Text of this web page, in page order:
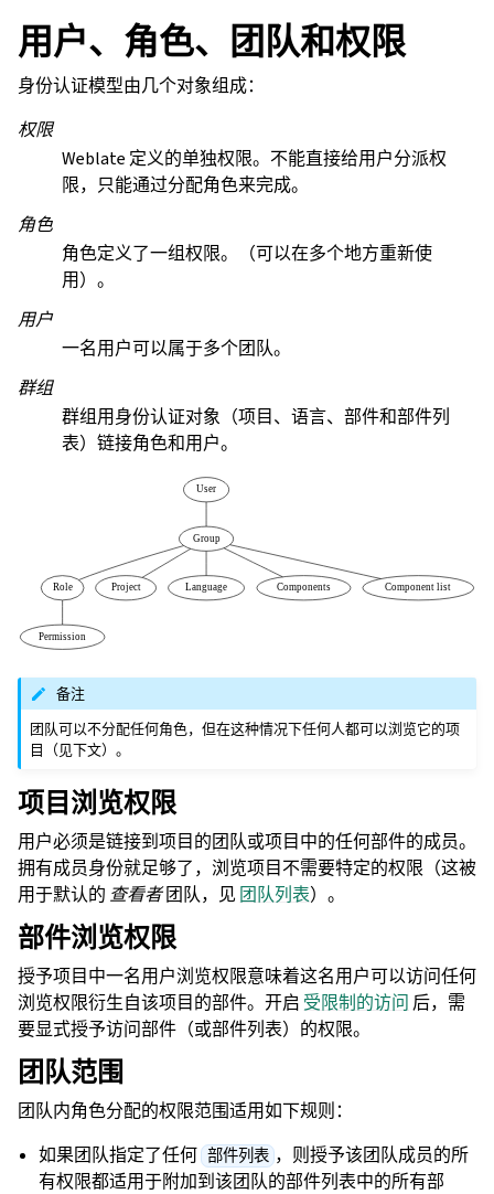
用户、角色、团队和权限
身份认证模型由几个对象组成：
权限
Weblate 定义的单独权限。不能直接给用户分派权
限，只能通过分配角色来完成。
角色
角色定义了一组权限。（可以在多个地方重新使
用）。
用户
一名用户可以属于多个团队。
群组
群组用身份认证对象（项目、语言、部件和部件列
表）链接角色和用户。
备注
团队可以不分配任何角色，但在这种情况下任何人都可以浏览它的项
目（见下文）。
项目浏览权限
用户必须是链接到项目的团队或项目中的任何部件的成员。
拥有成员身份就足够了，浏览项目不需要特定的权限（这被
用于默认的 查看者团队，见 团队列表）。
部件浏览权限
授予项目中一名用户浏览权限意味着这名用户可以访问任何
浏览权限衍生自该项目的部件。开启 受限制的访问 后，需
要显式授予访问部件（或部件列表）的权限。
团队范围
团队内角色分配的权限范围适用如下规则：
如果团队指定了任何 部件列表 ，则授予该团队成员的所
有权限都适用于附加到该团队的部件列表中的所有部